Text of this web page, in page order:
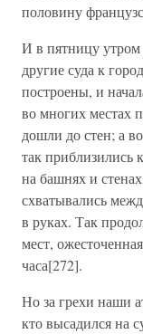
половину
И в пятницу утром
другие суда к
построены, и
во многих местах
дошли до стен; а
так приблизились
на башнях и
схватывались
в руках. Так
мест,
часа[272].
Но за грехи наши
кто высадился на